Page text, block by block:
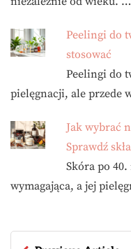
Peelingi do
stosować
Peelingi do
pielęgnacji, ale przede
Jak wybrać
Sprawdź
Skóra po
wymagająca, a jej